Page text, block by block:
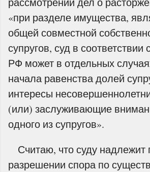
«при разделе имущества,
общей совместной
супругов, суд в соответствии
РФ может в отдельных
начала равенства долей
интересы
(или) заслуживающие
одного из супругов».
Считаю, что суду надлежит
разрешении спора по